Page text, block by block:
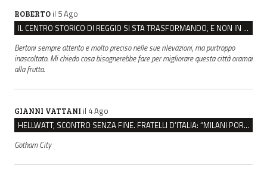
ROBERTO il 5 Ago
IL CENTRO STORICO DI REGGIO SI STA TRASFORMANDO, E NON IN MEGLIO
Bertoni sempre attento e molto preciso nelle sue rilevazioni, ma purtroppo
inascoltato. Mi chiedo cosa bisognerebbe fare per migliorare questa città oramai
alla frutta.
GIANNI VATTANI il 4 Ago
HELLWATT, SCONTRO SENZA FINE. FRATELLI D’ITALIA: “MILANI PORTA DOCUMENTI, DE FRANCO INSULTI”
Gotham City